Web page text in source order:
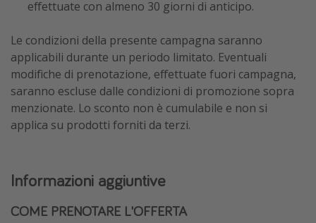
effettuate con almeno 30 giorni di anticipo.
Le condizioni della presente campagna saranno
applicabili durante un periodo limitato. Eventuali
modifiche di prenotazione, effettuate fuori campagna,
saranno escluse dalle condizioni di promozione sopra
menzionate. Lo sconto non è cumulabile e non si
applica su prodotti forniti da terzi.
Informazioni aggiuntive
COME PRENOTARE L'OFFERTA